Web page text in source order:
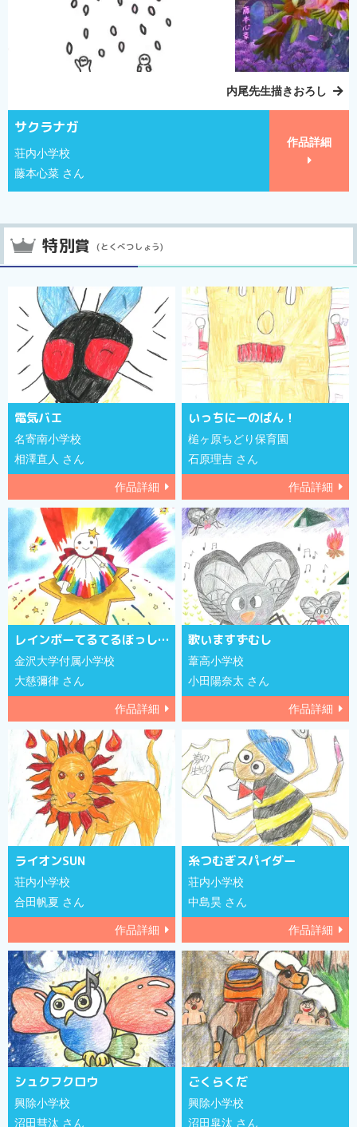
内尾先生描きおろし
サクラナガ
荘内小学校
藤本心菜 さん
作品詳細
特別賞
電気バエ
名寄南小学校
相澤直人 さん
作品詳細
いっちにーのぱん！
槌ヶ原ちどり保育園
石原理吉 さん
作品詳細
レインボーてるてるぼっしー☆
金沢大学付属小学校
大慈彌律 さん
作品詳細
歌いますずむし
葦高小学校
小田陽奈太 さん
作品詳細
ライオンSUN
荘内小学校
合田帆夏 さん
作品詳細
糸つむぎスパイダー
荘内小学校
中島昊 さん
作品詳細
シュクフクロウ
興除小学校
沼田彗汰 さん
ごくらくだ
興除小学校
沼田皐汰 さん